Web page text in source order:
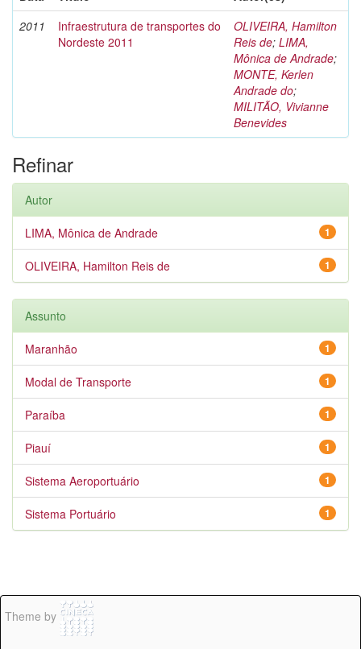
2011
Infraestrutura de transportes do
Nordeste 2011
OLIVEIRA, Hamilton
Reis de; LIMA,
Mônica de Andrade;
MONTE, Kerlen
Andrade do;
MILITÃO, Vivianne
Benevides
Refinar
Autor
1
LIMA, Mônica de Andrade
1
OLIVEIRA, Hamilton Reis de
Assunto
1
Maranhão
1
Modal de Transporte
1
Paraíba
1
Piauí
1
Sistema Aeroportuário
1
Sistema Portuário
Theme by